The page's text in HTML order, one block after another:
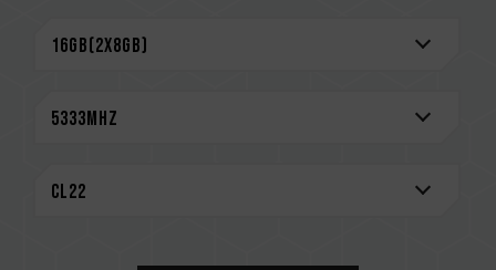
支持多家灯效控制软件
中国新型专利(证书号: CN 210039639 U)
兼容平台完整信息，可至
进一步了